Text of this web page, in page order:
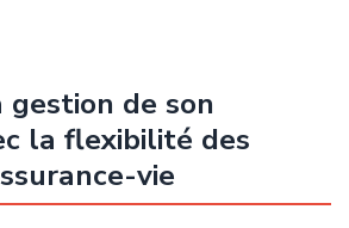
de son
la flexibilité des
vie